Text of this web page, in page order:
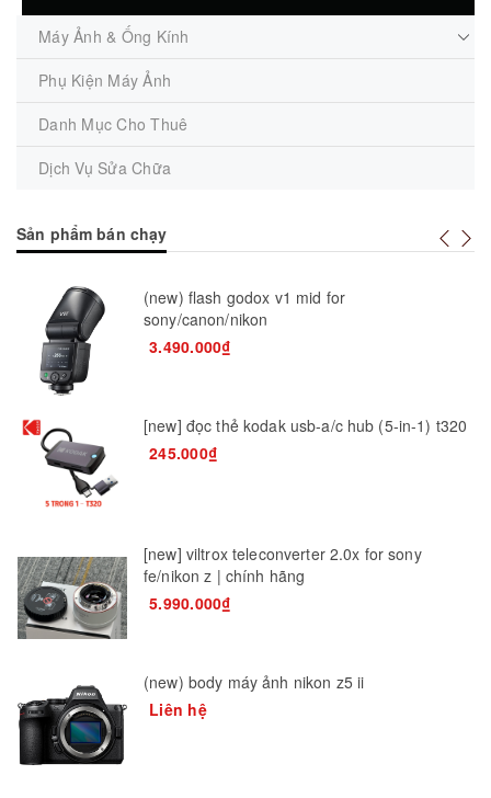
Máy Ảnh & Ống Kính
Phụ Kiện Máy Ảnh
Danh Mục Cho Thuê
Dịch Vụ Sửa Chữa
Sản phẩm bán chạy
(new) flash godox v1 mid for
sony/canon/nikon
3.490.000₫
[new] đọc thẻ kodak usb-a/c hub (5-in-1) t320
245.000₫
[new] viltrox teleconverter 2.0x for sony
fe/nikon z | chính hãng
5.990.000₫
(new) body máy ảnh nikon z5 ii
Liên hệ